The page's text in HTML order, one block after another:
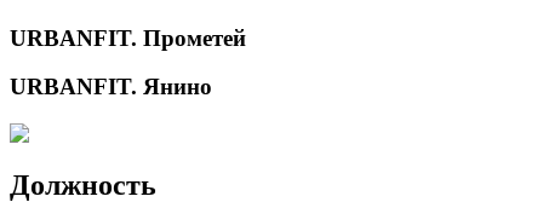
URBANFIT. Прометей
URBANFIT. Янино
Должность